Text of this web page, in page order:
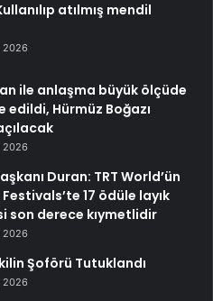
atılmış mendil
2026
ile anlaşma büyük ölçüde
edildi, Hürmüz Boğazı
2026
Duran: TRT World’ün
Festivals’te 17 ödüle layık
son derece kıymetlidir
2026
Şoförü Tutuklandı
2026